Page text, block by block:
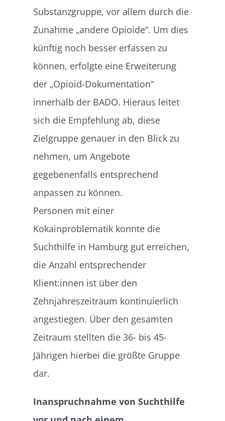
Substanzgruppe, vor allem durch die
Zunahme „andere Opioide“. Um dies
künftig noch besser erfassen zu
können, erfolgte eine Erweiterung
der „Opioid-Dokumentation“
innerhalb der BADO. Hieraus leitet
sich die Empfehlung ab, diese
Zielgruppe genauer in den Blick zu
nehmen, um Angebote
gegebenenfalls entsprechend
anpassen zu können.
Personen mit einer
Kokainproblematik konnte die
Suchthilfe in Hamburg gut erreichen,
die Anzahl entsprechender
Klient:innen ist über den
Zehnjahreszeitraum kontinuierlich
angestiegen. Über den gesamten
Zeitraum stellten die 36- bis 45-
Jährigen hierbei die größte Gruppe
dar.
Inanspruchnahme von Suchthilfe